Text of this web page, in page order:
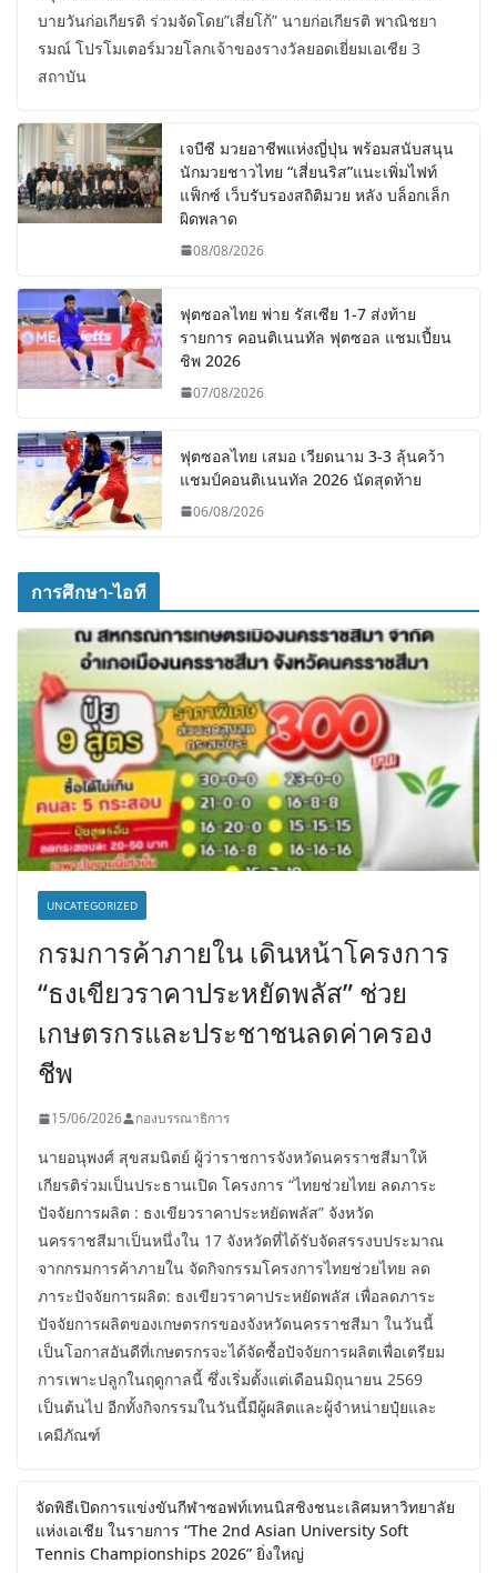
บายวันก่อเกียรติ ร่วมจัดโดย”เสี่ยโก้” นายก่อเกียรติ พาณิชยา
รมณ์ โปรโมเตอร์มวยโลกเจ้าของรางวัลยอดเยี่ยมเอเชีย 3
สถาบัน
เจบีซี มวยอาชีพแห่งญี่ปุ่น พร้อมสนับสนุน
นักมวยชาวไทย “เสี่ยนริส”แนะเพิ่มไฟท์
แฟ็กซ์ เว็บรับรองสถิติมวย หลัง บล็อกเล็ก
ผิดพลาด
08/08/2026
ฟุตซอลไทย พ่าย รัสเซีย 1-7 ส่งท้าย
รายการ คอนติเนนทัล ฟุตซอล แชมเปี้ยน
ชิพ 2026
07/08/2026
ฟุตซอลไทย เสมอ เวียดนาม 3-3 ลุ้นคว้า
แชมป์คอนติเนนทัล 2026 นัดสุดท้าย
06/08/2026
การศึกษา-ไอที
UNCATEGORIZED
กรมการค้าภายใน เดินหน้าโครงการ
“ธงเขียวราคาประหยัดพลัส” ช่วย
เกษตรกรและประชาชนลดค่าครอง
ชีพ
15/06/2026 กองบรรณาธิการ
นายอนุพงศ์ สุขสมนิตย์ ผู้ว่าราชการจังหวัดนครราชสีมาให้
เกียรติร่วมเป็นประธานเปิด โครงการ “ไทยช่วยไทย ลดภาระ
ปัจจัยการผลิต : ธงเขียวราคาประหยัดพลัส” จังหวัด
นครราชสีมาเป็นหนึ่งใน 17 จังหวัดที่ได้รับจัดสรรงบประมาณ
จากกรมการค้าภายใน จัดกิจกรรมโครงการไทยช่วยไทย ลด
ภาระปัจจัยการผลิต: ธงเขียวราคาประหยัดพลัส เพื่อลดภาระ
ปัจจัยการผลิตของเกษตรกรของจังหวัดนครราชสีมา ในวันนี้
เป็นโอกาสอันดีที่เกษตรกรจะได้จัดซื้อปัจจัยการผลิตเพื่อเตรียม
การเพาะปลูกในฤดูกาลนี้ ซึ่งเริ่มตั้งแต่เดือนมิถุนายน 2569
เป็นต้นไป อีกทั้งกิจกรรมในวันนี้มีผู้ผลิตและผู้จำหน่ายปุ๋ยและ
เคมีภัณฑ์
จัดพิธีเปิดการแข่งขันกีฬาซอฟท์เทนนิสชิงชนะเลิศมหาวิทยาลัย
แห่งเอเชีย ในรายการ “The 2nd Asian University Soft
Tennis Championships 2026” ยิ่งใหญ่